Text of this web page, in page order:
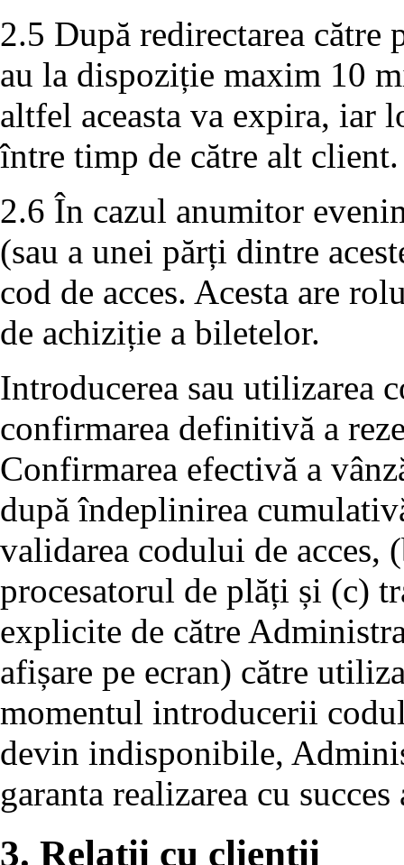
2.5 După redirectarea
au la dispoziție maxim 10
altfel aceasta va expira, iar
între timp de către alt client.
2.6 În cazul anumitor
(sau a unei părți dintre
cod de acces. Acesta are
de achiziție a biletelor.
Introducerea sau utilizarea
confirmarea definitivă a
Confirmarea efectivă a
după îndeplinirea
validarea codului de acces,
procesatorul de plăți și (c)
explicite de către
afișare pe ecran) către
momentul introducerii
devin indisponibile,
garanta realizarea cu
3. Relații cu clienții